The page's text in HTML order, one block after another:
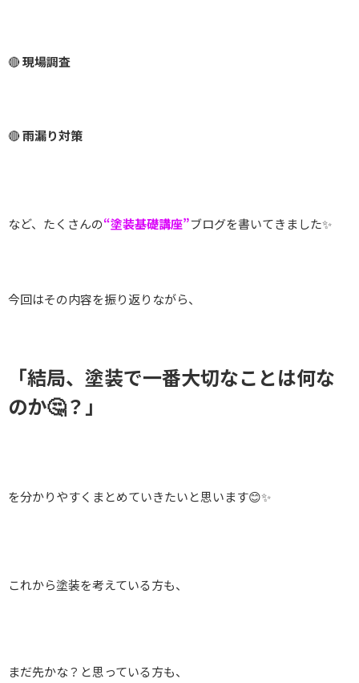
🔴現場調査
🔴雨漏り対策
など、たくさんの“塗装基礎講座”ブログを書いてきました✨
今回はその内容を振り返りながら、
「結局、塗装で一番大切なことは何な
のか🤔？」
を分かりやすくまとめていきたいと思います😊✨
これから塗装を考えている方も、
まだ先かな？と思っている方も、